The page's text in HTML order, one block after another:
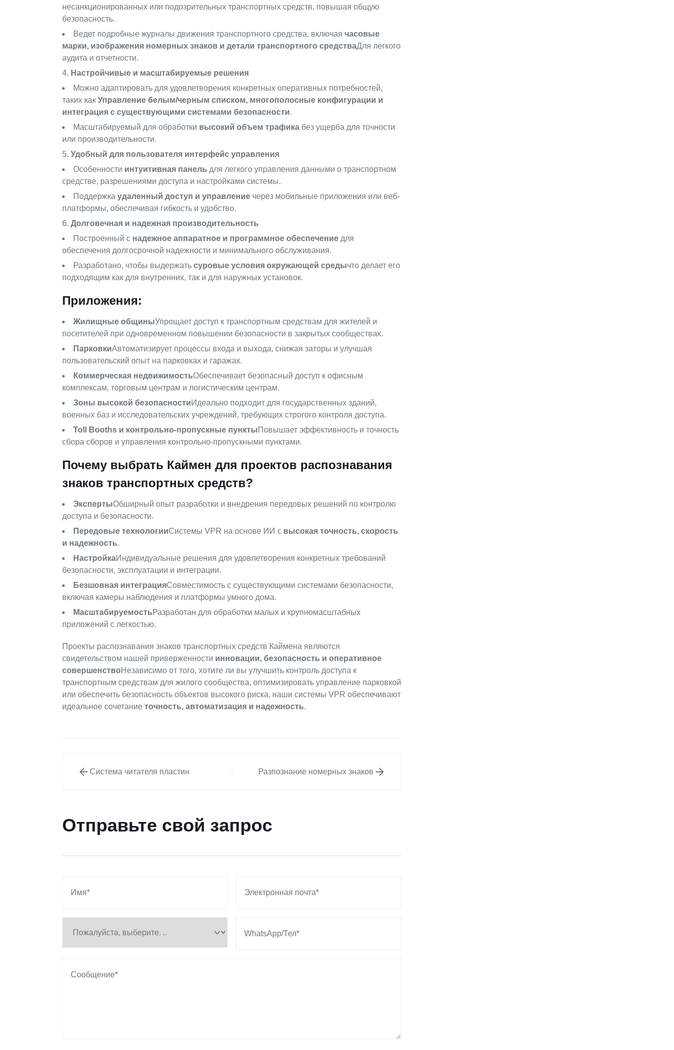
несанкционированных или подозрительных транспортных средств, повышая общую
безопасность.
Ведет подробные журналы движения транспортного средства, включая часовые
марки, изображения номерных знаков и детали транспортного средстваДля легкого
аудита и отчетности.
Настройчивые и масштабируемые решения
Можно адаптировать для удовлетворения конкретных оперативных потребностей,
таких как Управление белым/черным списком, многополосные конфигурации и
интеграция с существующими системами безопасности.
Масштабируемый для обработки высокий объем трафика без ущерба для точности
или производительности.
Удобный для пользователя интерфейс управления
Особенности интуитивная панель для легкого управления данными о транспортном
средстве, разрешениями доступа и настройками системы.
Поддержка удаленный доступ и управление через мобильные приложения или веб-
платформы, обеспечивая гибкость и удобство.
Долговечная и надежная производительность
Построенный с надежное аппаратное и программное обеспечение для
обеспечения долгосрочной надежности и минимального обслуживания.
Разработано, чтобы выдержать суровые условия окружающей средычто делает его
подходящим как для внутренних, так и для наружных установок.
Приложения:
Жилищные общиныУпрощает доступ к транспортным средствам для жителей и
посетителей при одновременном повышении безопасности в закрытых сообществах.
ПарковкиАвтоматизирует процессы входа и выхода, снижая заторы и улучшая
пользовательский опыт на парковках и гаражах.
Коммерческая недвижимостьОбеспечивает безопасный доступ к офисным
комплексам, торговым центрам и логистическим центрам.
Зоны высокой безопасностиИдеально подходит для государственных зданий,
военных баз и исследовательских учреждений, требующих строгого контроля доступа.
Toll Booths и контрольно-пропускные пунктыПовышает эффективность и точность
сбора сборов и управления контрольно-пропускными пунктами.
Почему выбрать Каймен для проектов распознавания
знаков транспортных средств?
ЭкспертыОбширный опыт разработки и внедрения передовых решений по контролю
доступа и безопасности.
Передовые технологииСистемы VPR на основе ИИ с высокая точность, скорость
и надежность.
НастройкаИндивидуальные решения для удовлетворения конкретных требований
безопасности, эксплуатации и интеграции.
Безшовная интеграцияСовместимость с существующими системами безопасности,
включая камеры наблюдения и платформы умного дома.
МасштабируемостьРазработан для обработки малых и крупномасштабных
приложений с легкостью.
Проекты распознавания знаков транспортных средств Каймена являются
свидетельством нашей приверженности инновации, безопасность и оперативное
совершенствоНезависимо от того, хотите ли вы улучшить контроль доступа к
транспортным средствам для жилого сообщества, оптимизировать управление парковкой
или обеспечить безопасность объектов высокого риска, наши системы VPR обеспечивают
идеальное сочетание точность, автоматизация и надежность.
Система читателя пластин Разпознание номерных знаков
Отправьте свой запрос